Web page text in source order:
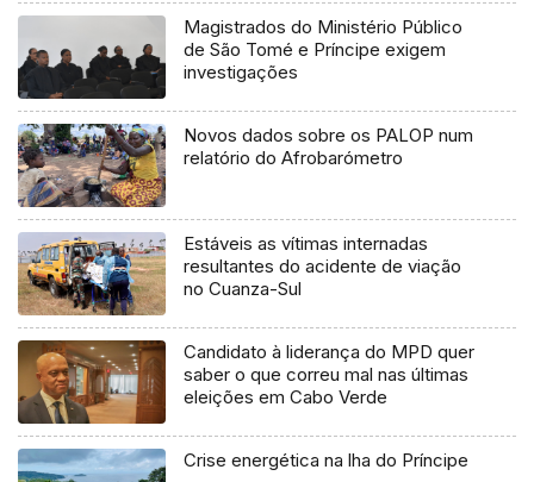
Magistrados do Ministério Público
de São Tomé e Príncipe exigem
investigações
Novos dados sobre os PALOP num
relatório do Afrobarómetro
Estáveis as vítimas internadas
resultantes do acidente de viação
no Cuanza-Sul
Candidato à liderança do MPD quer
saber o que correu mal nas últimas
eleições em Cabo Verde
Crise energética na lha do Príncipe